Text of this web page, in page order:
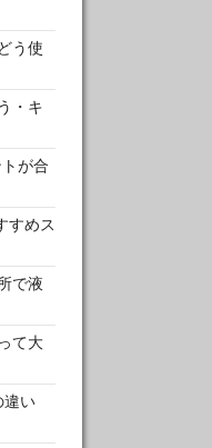
う使
・キ
が合
すめス
で液
て大
違い